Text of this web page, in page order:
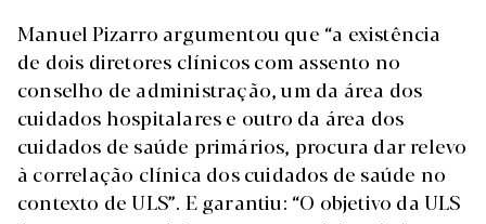
Manuel Pizarro argumentou que “a existência
de dois diretores clínicos com assento no
conselho de administração, um da área dos
cuidados hospitalares e outro da área dos
cuidados de saúde primários, procura dar relevo
à correlação clínica dos cuidados de saúde no
contexto de ULS”. E garantiu: “O objetivo da ULS